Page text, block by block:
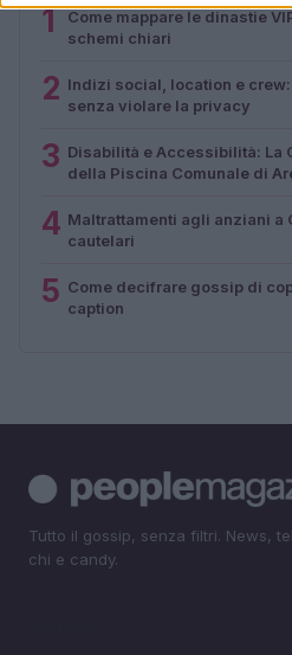
1
Come mappare le dinastie
schemi chiari
2 Indizi social, location e
senza violare la privacy
3 Disabilità e Accessibilità: La
della Piscina Comunale di
4 Maltrattamenti agli anziani a
cautelari
5 Come decifrare gossip di
caption
Tutto il gossip, senza filtri. News,
chi e candy.